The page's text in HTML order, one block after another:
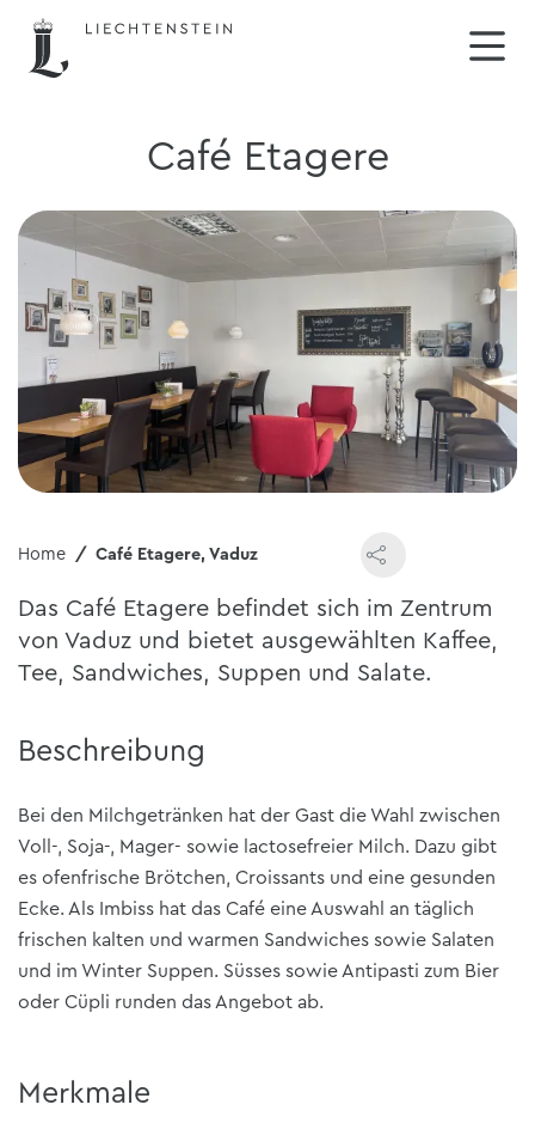
Café Etagere
Home Café Etagere, Vaduz
Das Café Etagere befindet sich im Zentrum
von Vaduz und bietet ausgewählten Kaffee,
Tee, Sandwiches, Suppen und Salate.
Beschreibung
Bei den Milchgetränken hat der Gast die Wahl zwischen
Voll-, Soja-, Mager- sowie lactosefreier Milch. Dazu gibt
es ofenfrische Brötchen, Croissants und eine gesunden
Ecke. Als Imbiss hat das Café eine Auswahl an täglich
frischen kalten und warmen Sandwiches sowie Salaten
und im Winter Suppen. Süsses sowie Antipasti zum Bier
oder Cüpli runden das Angebot ab.
Merkmale